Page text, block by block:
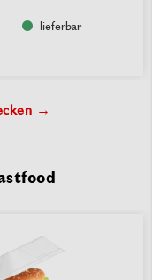
lieferbar
→